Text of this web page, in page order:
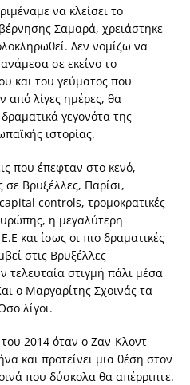
να κλείσει το
Σαμαρά, χρειάστηκε
Δεν νομίζω να
σε εκείνο το
και του γεύματος που
από λίγες ημέρες, θα
γεγονότα της
ιστορίας.
που έπεφταν στο κενό,
Βρυξέλλες, Παρίσι,
controls, τρομοκρατικές
η μεγαλύτερη
και ίσως οι πιο δραματικές
στις Βρυξέλλες
τελευταία στιγμή πάλι μέσα
ο Μαργαρίτης Σχοινάς τα
λίγοι.
2014 όταν ο Ζαν-Κλοντ
και προτείνει μια θέση στον
που δύσκολα θα απέρριπτε.